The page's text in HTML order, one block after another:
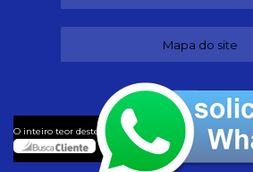
Mapa do site
O inteiro teor deste site está sujeito à proteção de
Dançando (Lei